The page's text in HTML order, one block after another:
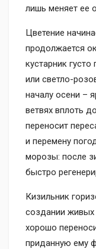
лишь меняет ее
Цветение
продолжается
кустарник
или светло-
началу осени –
ветвях вплоть
переносит
и перемену
морозы: после
быстро
Кизильник
создании живых
хорошо
приданную ему